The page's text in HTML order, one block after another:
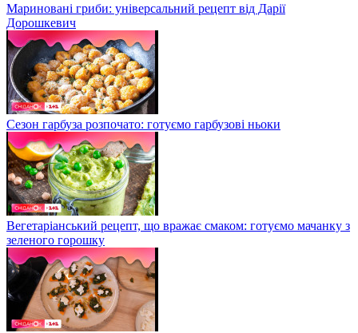
Мариновані гриби: універсальний рецепт від Дарії
Дорошкевич
Сезон гарбуза розпочато: готуємо гарбузові ньоки
Вегетаріанський рецепт, що вражає смаком: готуємо мачанку з
зеленого горошку